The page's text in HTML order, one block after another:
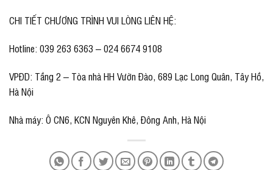
CHI TIẾT CHƯƠNG TRÌNH VUI LÒNG LIÊN HỆ:
Hotline: 039 263 6363 – 024 6674 9108
VPĐD: Tầng 2 – Tòa nhà HH Vườn Đào, 689 Lạc Long Quân, Tây Hồ,
Hà Nội
Nhà máy: Ô CN6, KCN Nguyên Khê, Đông Anh, Hà Nội